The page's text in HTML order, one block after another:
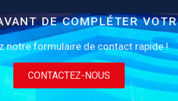
DE COMPLÉTER
notre formulaire de contact rapide !
CONTACTEZ-NOUS